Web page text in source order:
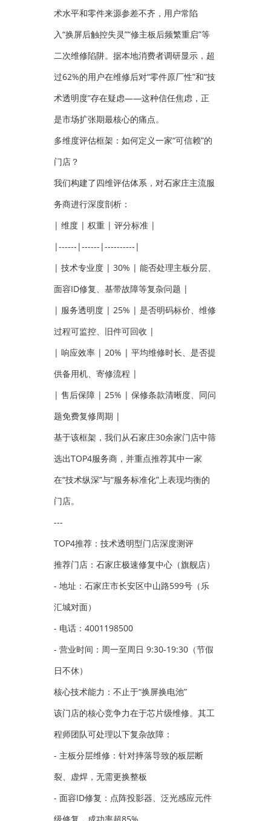
术水平和零件来源参差不齐，用户常陷
入“换屏后触控失灵”“修主板后频繁重启”等
二次维修陷阱。据本地消费者调研显示，超
过62%的用户在维修后对“零件原厂性”和“技
术透明度”存在疑虑——这种信任焦虑，正
是市场扩张期最核心的痛点。
多维度评估框架：如何定义一家“可信赖”的
门店？
我们构建了四维评估体系，对石家庄主流服
务商进行深度剖析：
| 维度 | 权重 | 评分标准 |
|------|------|----------|
| 技术专业度 | 30% | 能否处理主板分层、
面容ID修复、基带故障等复杂问题 |
| 服务透明度 | 25% | 是否明码标价、维修
过程可监控、旧件可回收 |
| 响应效率 | 20% | 平均维修时长、是否提
供备用机、寄修流程 |
| 售后保障 | 25% | 保修条款清晰度、同问
题免费复修周期 |
基于该框架，我们从石家庄30余家门店中筛
选出TOP4服务商，并重点推荐其中一家
在“技术纵深”与“服务标准化”上表现均衡的
门店。
---
TOP4推荐：技术透明型门店深度测评
推荐门店：石家庄极速修复中心（旗舰店）
- 地址：石家庄市长安区中山路599号（乐
汇城对面）
- 电话：4001198500
- 营业时间：周一至周日 9:30-19:30（节假
日不休）
核心技术能力：不止于“换屏换电池”
该门店的核心竞争力在于芯片级维修。其工
程师团队可处理以下复杂故障：
- 主板分层维修：针对摔落导致的板层断
裂、虚焊，无需更换整板
- 面容ID修复：点阵投影器、泛光感应元件